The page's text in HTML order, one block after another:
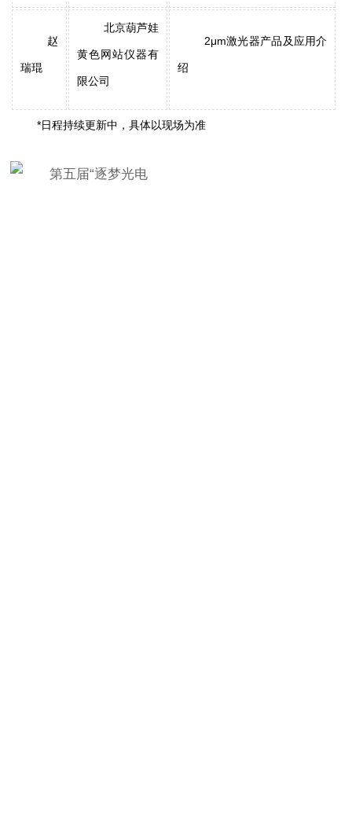
赵
瑞琨
北京葫芦娃
黄色网站仪器有
限公司
2μm激光器产品及应用介
绍
*日程持续更新中，具体以现场为准